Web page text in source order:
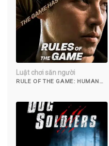
Luật chơi săn người
RULE OF THE GAME: HUMAN